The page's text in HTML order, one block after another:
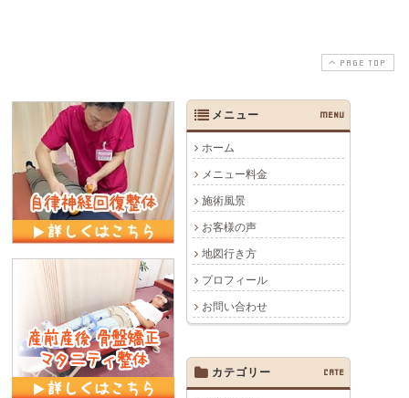
PAGE TOP
メニュー MENU
ホーム
メニュー料金
施術風景
お客様の声
地図行き方
プロフィール
お問い合わせ
カテゴリー CATE